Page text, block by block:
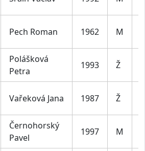
Pech Roman 1962 M
Polášková
Petra
1993 Ž
Vařeková Jana 1987 Ž
Černohorský
Pavel
1997 M